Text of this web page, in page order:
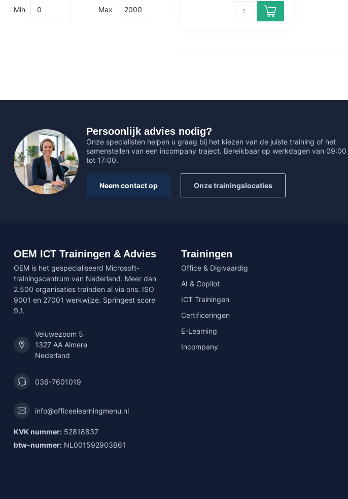
Min Max
Persoonlijk advies nodig?
Onze specialisten helpen u graag bij het kiezen van de juiste training of het
samenstellen van een incompany traject. Bereikbaar op werkdagen van 09:00
tot 17:00.
Neem contact op Onze trainingslocaties
OEM ICT Trainingen & Advies
OEM is het gespecialiseerd Microsoft-
trainingscentrum van Nederland. Meer dan
2.500 organisaties trainden al via ons. ISO
9001 en 27001 werkwijze. Springest score
9,1.
Veluwezoom 5
1327 AA Almere
Nederland
036-7601019
info@officeelearningmenu.nl
KVK nummer: 52818837
btw-nummer: NL001592903B61
Trainingen
Office & Digivaardig
AI & Copilot
ICT Trainingen
Certificeringen
E-Learning
Incompany